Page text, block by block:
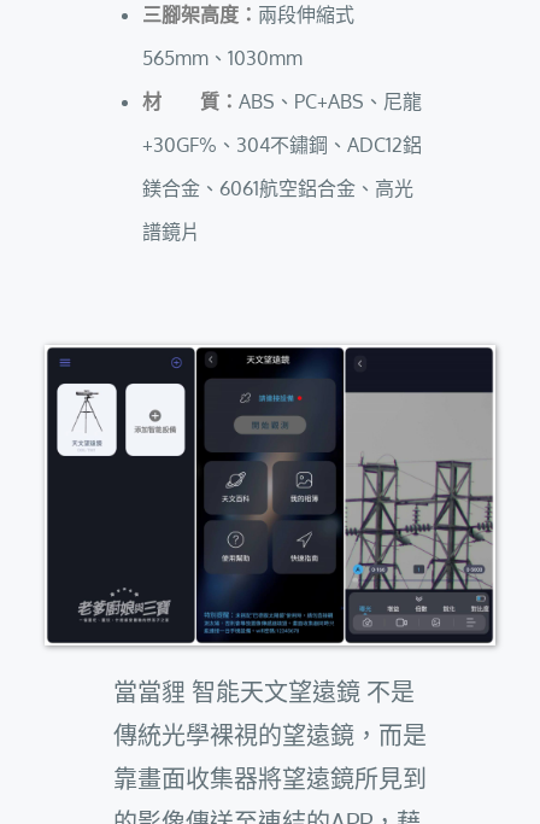
三腳架高度： 兩段伸縮式
565mm、1030mm
材 質： ABS、PC+ABS、尼龍
+30GF%、304不鏽鋼、ADC12鋁
鎂合金、6061航空鋁合金、高光
譜鏡片
當當貍 智能天文望遠鏡 不是
傳統光學裸視的望遠鏡，而是
靠畫面收集器將望遠鏡所見到